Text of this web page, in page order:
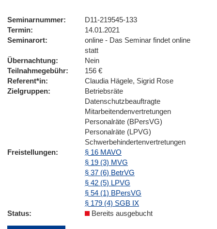
Seminarnummer
D11-219545-133
Termin
14.01.2021
Seminarort
online - Das Seminar findet online
statt
Übernachtung
Nein
Teilnahmegebühr
156 €
Referent*in
Claudia Hägele, Sigrid Rose
Zielgruppen
Betriebsräte
Datenschutzbeauftragte
Mitarbeitendenvertretungen
Personalräte (BPersVG)
Personalräte (LPVG)
Schwerbehindertenvertretungen
Freistellungen
§ 16 MAVO
§ 19 (3) MVG
§ 37 (6) BetrVG
§ 42 (5) LPVG
§ 54 (1) BPersVG
§ 179 (4) SGB IX
Status
Bereits ausgebucht